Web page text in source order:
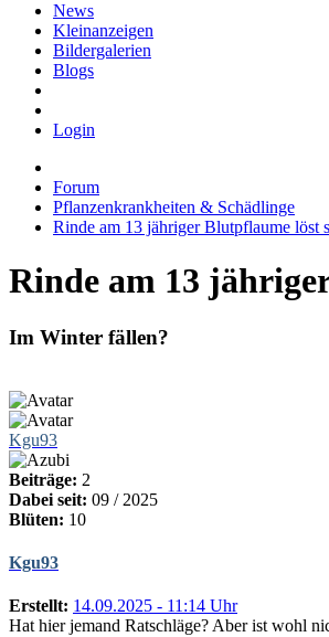
News
Kleinanzeigen
Bildergalerien
Blogs
Login
Forum
Pflanzenkrankheiten & Schädlinge
Rinde am 13 jähriger Blutpflaume löst
Rinde am 13
Im Winter fällen?
Kgu93
Beiträge: 2
Dabei seit: 09 / 2025
Blüten: 10
Kgu93
Erstellt: 14.09.2025 - 11:14 Uhr
Hat hier jemand Ratschläge? Aber ist wohl